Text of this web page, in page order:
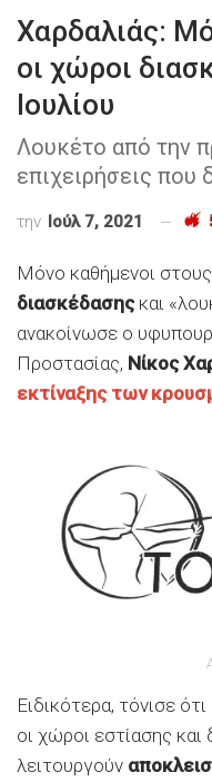
Χαρδαλιάς:
οι χώροι
Ιουλίου
Λουκέτο από την
επιχειρήσεις που
την Ιούλ 7, 2021
Μόνο καθήμενοι
διασκέδασης και
ανακοίνωσε ο
Προστασίας, Νίκος
εκτίναξης των
Ειδικότερα, τόνισε
οι χώροι εστίασης
λειτουργούν